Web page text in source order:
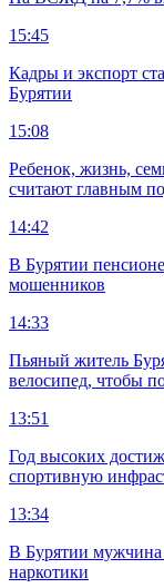
15:45
Кадры и экспорт
Бурятии
15:08
Ребенок, жизнь,
считают главным
14:42
В Бурятии
мошенников
14:33
Пьяный житель
велосипед, чтобы
13:51
Год высоких
спортивную
13:34
В Бурятии мужчина
наркотики